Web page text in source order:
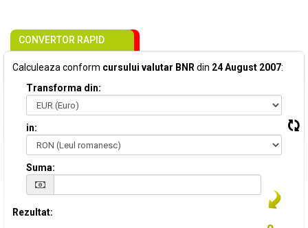
CONVERTOR RAPID
Calculeaza conform cursului valutar BNR din 24 August 2007:
Transforma din:
in:
Suma:
Rezultat: